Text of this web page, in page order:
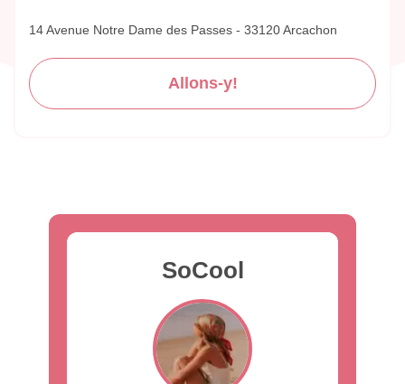
14 Avenue Notre Dame des Passes - 33120 Arcachon
Allons-y!
SoCool